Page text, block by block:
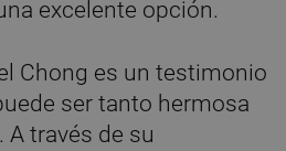
excelente opción.
Chong es un testimonio
ser tanto hermosa
través de su